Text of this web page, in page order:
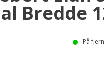
Bredde
På